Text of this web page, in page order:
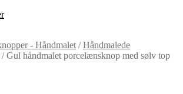
- Håndmalet /Håndmalede
/Gul håndmalet porcelænsknop med sølv top